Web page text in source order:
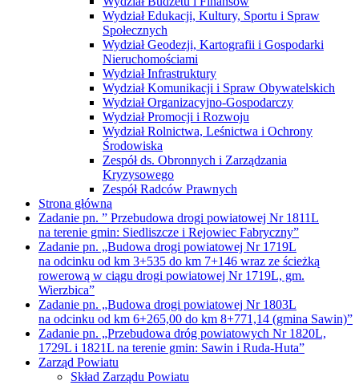
Wydział Edukacji, Kultury, Sportu i Spraw
Społecznych
Wydział Geodezji, Kartografii i Gospodarki
Nieruchomościami
Wydział Infrastruktury
Wydział Komunikacji i Spraw Obywatelskich
Wydział Organizacyjno-Gospodarczy
Wydział Promocji i Rozwoju
Wydział Rolnictwa, Leśnictwa i Ochrony
Środowiska
Zespół ds. Obronnych i Zarządzania
Kryzysowego
Zespół Radców Prawnych
Strona główna
Zadanie pn. ” Przebudowa drogi powiatowej Nr 1811L
na terenie gmin: Siedliszcze i Rejowiec Fabryczny”
Zadanie pn. „Budowa drogi powiatowej Nr 1719L
na odcinku od km 3+535 do km 7+146 wraz ze ścieżką
rowerową w ciągu drogi powiatowej Nr 1719L, gm.
Wierzbica”
Zadanie pn. „Budowa drogi powiatowej Nr 1803L
na odcinku od km 6+265,00 do km 8+771,14 (gmina Sawin)”
Zadanie pn. „Przebudowa dróg powiatowych Nr 1820L,
1729L i 1821L na terenie gmin: Sawin i Ruda-Huta”
Zarząd Powiatu
Skład Zarządu Powiatu